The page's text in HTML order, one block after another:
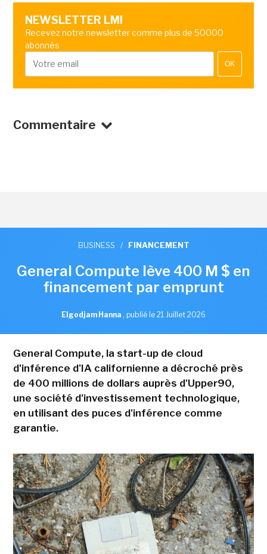
NEWSLETTER LMI
Recevez notre newsletter comme plus de 50000
abonnés
OK
Commentaire
BUSINESS / FINANCEMENT
General Compute lève 400 M $ en
financement par emprunt
Elgodjam Hanna , publié le 21 Juillet 2026
General Compute, la start-up de cloud
d'inférence d'IA californienne a décroché près
de 400 millions de dollars auprès d'Upper90,
une société d'investissement technologique,
en utilisant des puces d'inférence comme
garantie.